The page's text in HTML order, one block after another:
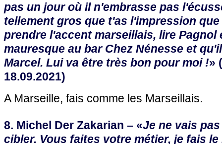
pas un jour où il n'embrasse pas
tellement gros que t'as l'impression
prendre l'accent marseillais, lire Pagnol
mauresque au bar Chez Nénesse et
Marcel. Lui va être très bon pour moi !»
18.09.2021)
A Marseille, fais comme les Marseillais.
8. Michel Der Zakarian – «Je ne vais
cibler. Vous faites votre métier, je fais le